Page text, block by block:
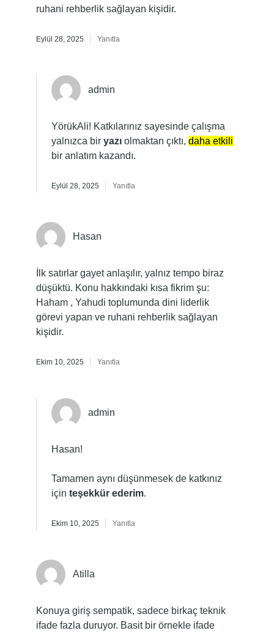
ruhani rehberlik sağlayan kişidir.
Eylül 28, 2025 Yanıtla
admin
YörükAli! Katkılarınız sayesinde çalışma
yalnızca bir yazıolmaktan çıktı, daha etkili
bir anlatım kazandı.
Eylül 28, 2025 Yanıtla
Hasan
İlk satırlar gayet anlaşılır, yalnız tempo biraz
düşüktü. Konu hakkındaki kısa fikrim şu:
Haham , Yahudi toplumunda dini liderlik
görevi yapan ve ruhani rehberlik sağlayan
kişidir.
Ekim 10, 2025 Yanıtla
admin
Hasan!
Tamamen aynı düşünmesek de katkınız
için teşekkür ederim.
Ekim 10, 2025 Yanıtla
Atilla
Konuya giriş sempatik, sadece birkaç teknik
ifade fazla duruyor. Basit bir örnekle ifade